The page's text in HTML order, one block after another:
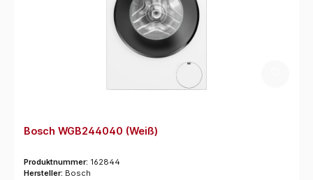
Bosch WGB244040 (Weiß)
Produktnummer: 162844
Hersteller: Bosch